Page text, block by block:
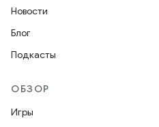
Новости
Блог
Подкасты
ОБЗОР
Игры